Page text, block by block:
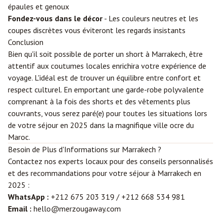
épaules et genoux
Fondez-vous dans le décor - Les couleurs neutres et les
coupes discrètes vous éviteront les regards insistants
Conclusion
Bien qu'il soit possible de porter un short à Marrakech, être
attentif aux coutumes locales enrichira votre expérience de
voyage. L'idéal est de trouver un équilibre entre confort et
respect culturel. En emportant une garde-robe polyvalente
comprenant à la fois des shorts et des vêtements plus
couvrants, vous serez paré(e) pour toutes les situations lors
de votre séjour en 2025 dans la magnifique ville ocre du
Maroc.
Besoin de Plus d'Informations sur Marrakech ?
Contactez nos experts locaux pour des conseils personnalisés
et des recommandations pour votre séjour à Marrakech en
2025 :
WhatsApp : +212 675 203 319 / +212 668 534 981
Email : hello@merzougaway.com